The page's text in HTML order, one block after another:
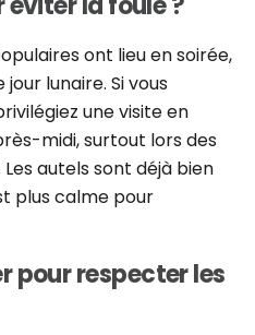
ont lieu en soirée,
lunaire. Si vous
une visite en
midi, surtout lors des
autels sont déjà bien
plus calme pour
pour respecter les